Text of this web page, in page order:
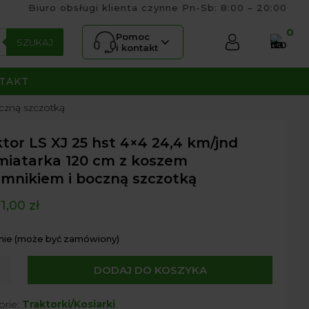
Biuro obsługi klienta czynne Pn-Sb: 8:00 – 20:00
SZUKAJ
Pomoc
i kontakt
0
szczotką
LS XJ 25 hst 4×4 24,4 km/jnd
120 cm z koszem
i boczną szczotką
zł
(może być zamówiony)
DODAJ DO KOSZYKA
Traktorki/Kosiarki